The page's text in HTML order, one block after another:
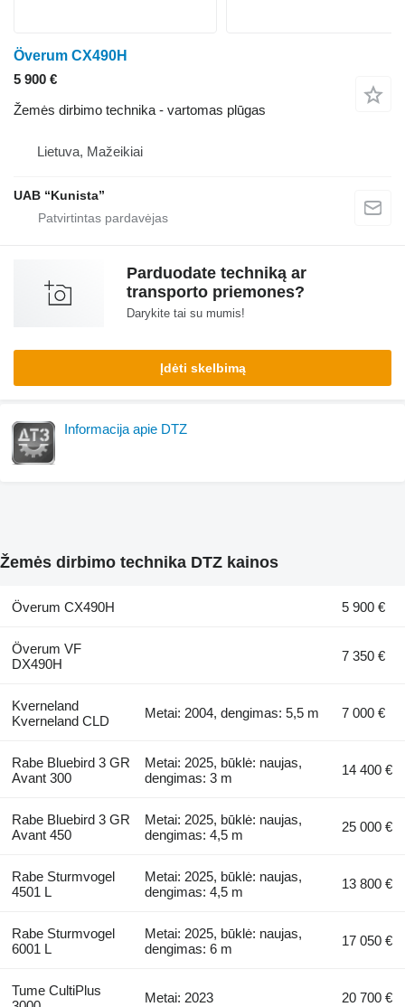
Överum CX490H
5 900 €
Žemės dirbimo technika - vartomas plūgas
Lietuva, Mažeikiai
UAB “Kunista”
Parduodate techniką ar
transporto priemones?
Darykite tai su mumis!
Įdėti skelbimą
Informacija apie DTZ
Žemės dirbimo technika DTZ kainos
Överum CX490H 5 900 €
Överum VF
DX490H
7 350 €
Kverneland
Kverneland CLD
Metai: 2004, dengimas: 5,5 m 7 000 €
Rabe Bluebird 3 GR
Avant 300
Metai: 2025, būklė: naujas,
dengimas: 3 m
14 400 €
Rabe Bluebird 3 GR
Avant 450
Metai: 2025, būklė: naujas,
dengimas: 4,5 m
25 000 €
Rabe Sturmvogel
4501 L
Metai: 2025, būklė: naujas,
dengimas: 4,5 m
13 800 €
Rabe Sturmvogel
6001 L
Metai: 2025, būklė: naujas,
dengimas: 6 m
17 050 €
Tume CultiPlus
Metai: 2023 20 700 €